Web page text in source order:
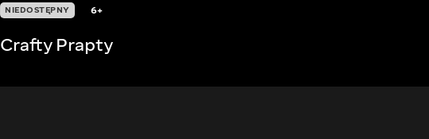
NIEDOSTĘPNY 6+
Crafty Prapty